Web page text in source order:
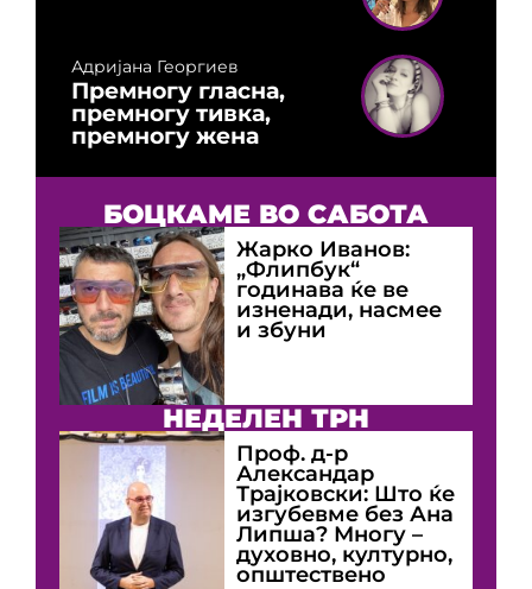
Адријана Георгиев
Премногу гласна,
премногу тивка,
премногу жена
БОЦКАМЕ ВО САБОТА
Жарко Иванов:
„Флипбук“
годинава ќе ве
изненади, насмее
и збуни
НЕДЕЛЕН ТРН
Проф. д-р
Александар
Трајковски: Што ќе
изгубевме без Ана
Липша? Многу –
духовно, културно,
општествено